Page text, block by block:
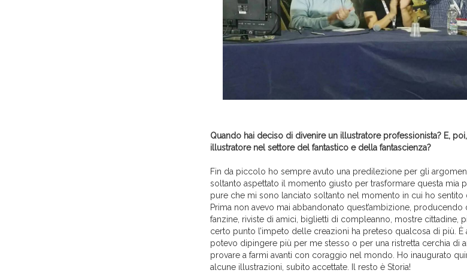
Quando hai deciso di divenire un illustratore professionista? E,
illustratore nel settore del fantastico e della fantascienza?
Fin da piccolo ho sempre avuto una predilezione per gli
soltanto aspettato il momento giusto per trasformare questa mia
pure che mi sono lanciato soltanto nel momento in cui ho sentito
Prima non avevo mai abbandonato quest’ambizione,
fanzine, riviste di amici, biglietti di compleanno, mostre cittadine,
certo punto l’impeto delle creazioni ha preteso qualcosa di più. È
potevo dipingere più per me stesso o per una ristretta cerchia di
provare a farmi avanti con coraggio nel mondo. Ho inaugurato
alcune illustrazioni, subito accettate. Il resto è Storia!